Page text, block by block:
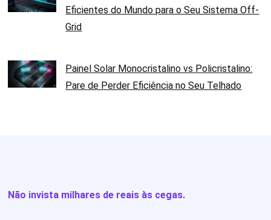
Eficientes do Mundo para o Seu Sistema Off-
Grid
Painel Solar Monocristalino vs Policristalino:
Pare de Perder Eficiência no Seu Telhado
Não invista milhares de reais às cegas.